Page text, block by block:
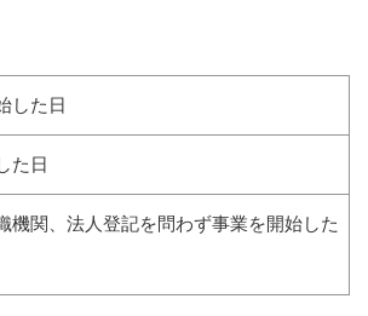
した日
た日
機関、法人登記を問わず事業を開始した